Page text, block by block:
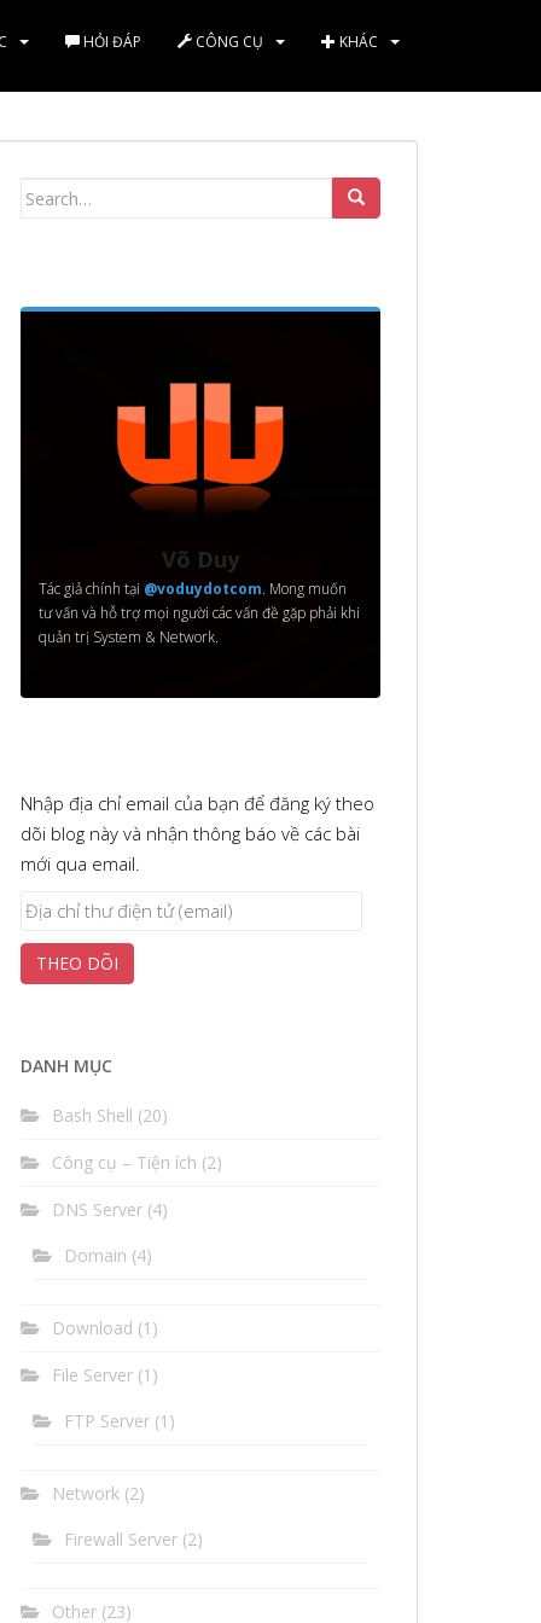
HỎI ĐÁP CÔNG CỤ KHÁC
Search
Võ Duy
Tác giả chính tại @voduydotcom. Mong muốn
tư vấn và hỗ trợ mọi người các vấn đề gặp phải khi
quản trị System & Network.
Nhập địa chỉ email của bạn để đăng ký theo
dõi blog này và nhận thông báo về các bài
mới qua email.
Địa
thư
(email)
THEO DÕI
DANH MỤC
Bash Shell (20)
Công cụ – Tiện ích (2)
DNS Server (4)
Domain (4)
Download (1)
File Server (1)
FTP Server (1)
Network (2)
Firewall Server (2)
Other (23)